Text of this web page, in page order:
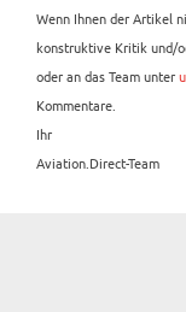
Wenn Ihnen der Artikel
konstruktive Kritik und/
oder an das Team unter
Kommentare.
Ihr
Aviation.Direct-Team